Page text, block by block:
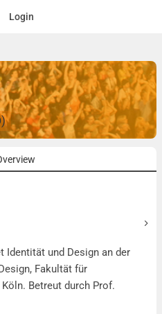
Login
Identität und Design an der
Fakultät für
Betreut durch Prof.